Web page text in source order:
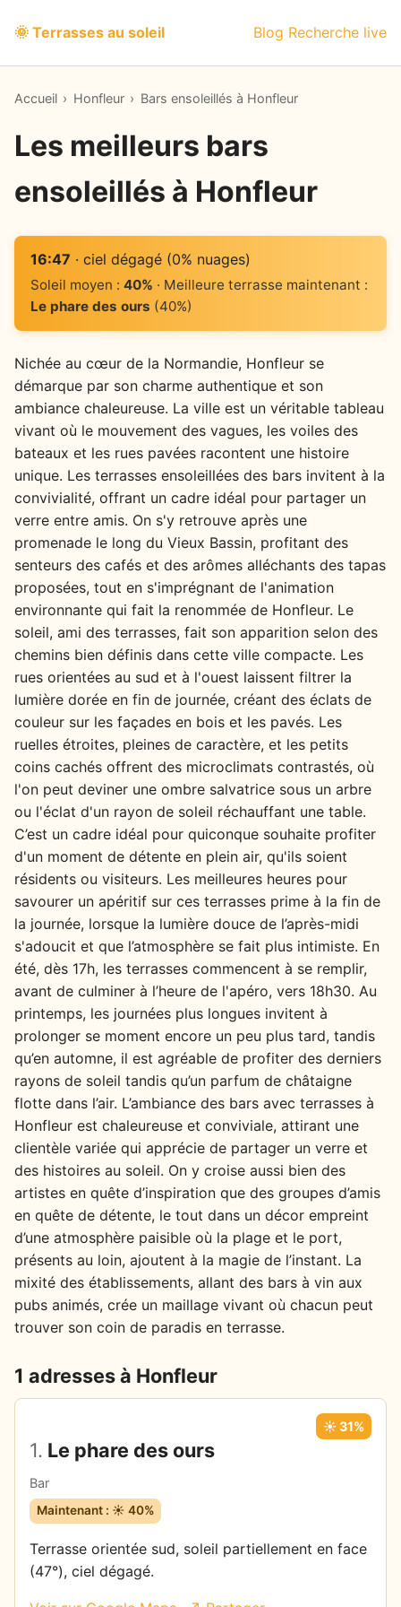
🌞 Terrasses au soleil Blog Recherche live
Accueil › Honfleur › Bars ensoleillés à Honfleur
Les meilleurs bars
ensoleillés à Honfleur
16:47 · ciel dégagé (0% nuages)
Soleil moyen : 40% · Meilleure terrasse maintenant :
Le phare des ours (40%)
Nichée au cœur de la Normandie, Honfleur se
démarque par son charme authentique et son
ambiance chaleureuse. La ville est un véritable tableau
vivant où le mouvement des vagues, les voiles des
bateaux et les rues pavées racontent une histoire
unique. Les terrasses ensoleillées des bars invitent à la
convivialité, offrant un cadre idéal pour partager un
verre entre amis. On s'y retrouve après une
promenade le long du Vieux Bassin, profitant des
senteurs des cafés et des arômes alléchants des tapas
proposées, tout en s'imprégnant de l'animation
environnante qui fait la renommée de Honfleur. Le
soleil, ami des terrasses, fait son apparition selon des
chemins bien définis dans cette ville compacte. Les
rues orientées au sud et à l'ouest laissent filtrer la
lumière dorée en fin de journée, créant des éclats de
couleur sur les façades en bois et les pavés. Les
ruelles étroites, pleines de caractère, et les petits
coins cachés offrent des microclimats contrastés, où
l'on peut deviner une ombre salvatrice sous un arbre
ou l'éclat d'un rayon de soleil réchauffant une table.
C’est un cadre idéal pour quiconque souhaite profiter
d'un moment de détente en plein air, qu'ils soient
résidents ou visiteurs. Les meilleures heures pour
savourer un apéritif sur ces terrasses prime à la fin de
la journée, lorsque la lumière douce de l’après-midi
s'adoucit et que l’atmosphère se fait plus intimiste. En
été, dès 17h, les terrasses commencent à se remplir,
avant de culminer à l’heure de l'apéro, vers 18h30. Au
printemps, les journées plus longues invitent à
prolonger se moment encore un peu plus tard, tandis
qu’en automne, il est agréable de profiter des derniers
rayons de soleil tandis qu’un parfum de châtaigne
flotte dans l’air. L’ambiance des bars avec terrasses à
Honfleur est chaleureuse et conviviale, attirant une
clientèle variée qui apprécie de partager un verre et
des histoires au soleil. On y croise aussi bien des
artistes en quête d’inspiration que des groupes d’amis
en quête de détente, le tout dans un décor empreint
d’une atmosphère paisible où la plage et le port,
présents au loin, ajoutent à la magie de l’instant. La
mixité des établissements, allant des bars à vin aux
pubs animés, crée un maillage vivant où chacun peut
trouver son coin de paradis en terrasse.
1 adresses à Honfleur
1. Le phare des ours
Bar
☀️ 31%
Maintenant : ☀️ 40%
Terrasse orientée sud, soleil partiellement en face
(47°), ciel dégagé.